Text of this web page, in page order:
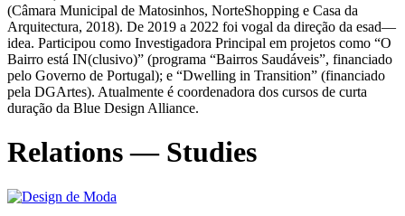
(Câmara Municipal de Matosinhos, NorteShopping e Casa da
Arquitectura, 2018). De 2019 a 2022 foi vogal da direção da esad—
idea. Participou como Investigadora Principal em projetos como “O
Bairro está IN(clusivo)” (programa “Bairros Saudáveis”, financiado
pelo Governo de Portugal); e “Dwelling in Transition” (financiado
pela DGArtes). Atualmente é coordenadora dos cursos de curta
duração da Blue Design Alliance.
Relations — Studies